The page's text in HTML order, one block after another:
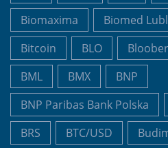
Biomaxima
Biomed
Bitcoin
BLO
BML
BMX
BNP
BNP Paribas Bank Polska
BRS
BTC/USD